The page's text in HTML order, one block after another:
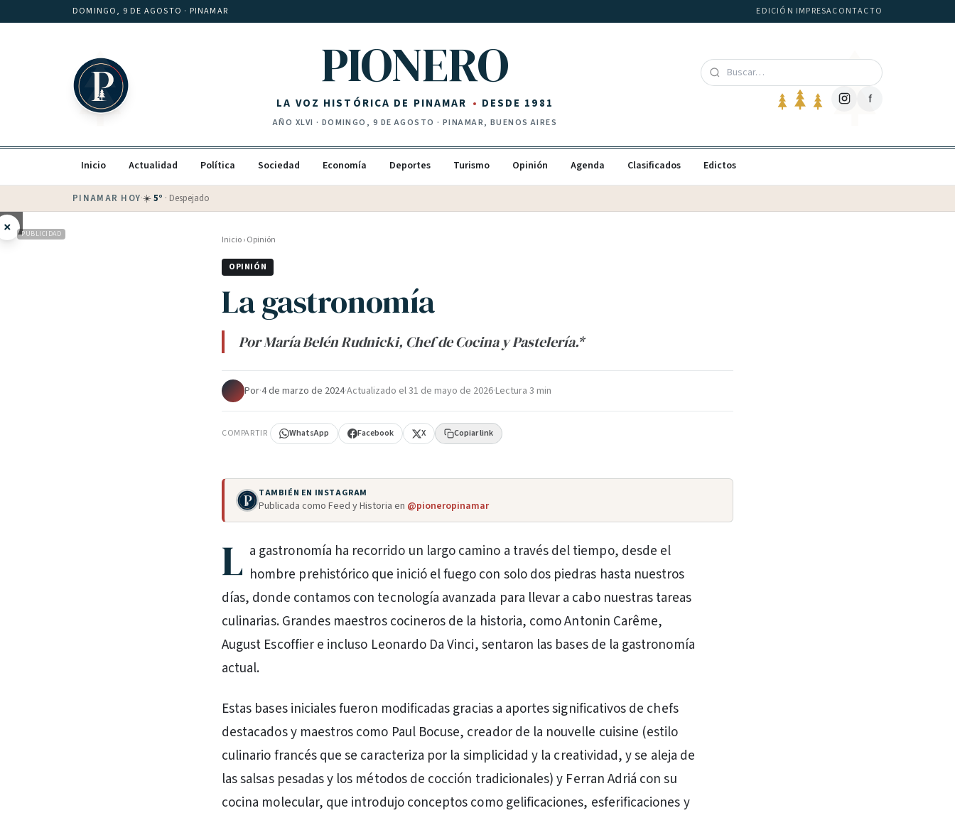
Saltar al contenidoDOMINGO, 9 DE AGOSTO · PINAMAR EDICIÓN IMPRESACONTACTO
PIONERO
LA VOZ HISTÓRICA DE PINAMAR DESDE 1981
AÑO XLVI · DOMINGO, 9 DE AGOSTO · PINAMAR, BUENOS AIRES
f
Inicio Actualidad Política Sociedad Economía Deportes Turismo Opinión Agenda Clasificados Edictos
PINAMAR HOY·💵 Dólar blue$1525
× PUBLICIDAD Inicio›Opinión
OPINIÓN
La gastronomía
Por María Belén Rudnicki, Chef de Cocina y Pastelería.*
Por·4 de marzo de 2024·Actualizado el31 de mayo de 2026·Lectura 3 min
COMPARTIR WhatsApp Facebook X Copiar link
TAMBIÉN EN INSTAGRAM
Publicada como Feed y Historia en @pioneropinamar
L a gastronomía ha recorrido un largo camino a través del tiempo, desde el
hombre prehistórico que inició el fuego con solo dos piedras hasta nuestros
días, donde contamos con tecnología avanzada para llevar a cabo nuestras tareas
culinarias. Grandes maestros cocineros de la historia, como Antonin Carême,
August Escoffier e incluso Leonardo Da Vinci, sentaron las bases de la gastronomía
actual.
Estas bases iniciales fueron modificadas gracias a aportes significativos de chefs
destacados y maestros como Paul Bocuse, creador de la nouvelle cuisine (estilo
culinario francés que se caracteriza por la simplicidad y la creatividad, y se aleja de
las salsas pesadas y los métodos de cocción tradicionales) y Ferran Adriá con su
cocina molecular, que introdujo conceptos como gelificaciones, esferificaciones y